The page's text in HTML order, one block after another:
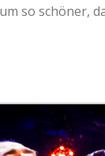
so schöner,